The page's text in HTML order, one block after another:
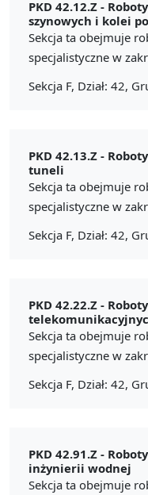
PKD 42.12.Z -
szynowych i kolei
Sekcja ta obejmuje
specjalistyczne w
Sekcja F, Dział: 42,
PKD 42.13.Z -
tuneli
Sekcja ta obejmuje
specjalistyczne w
Sekcja F, Dział: 42,
PKD 42.22.Z -
Sekcja ta obejmuje
specjalistyczne w
Sekcja F, Dział: 42,
PKD 42.91.Z -
inżynierii wodnej
Sekcja ta obejmuje